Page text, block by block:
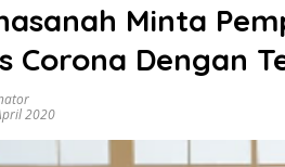
Minta
Corona Dengan
2020